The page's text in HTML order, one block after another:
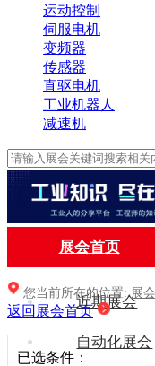
运动控制
伺服电机
变频器
传感器
直驱电机
工业机器人
减速机
展会首页
近期展会
自动化展会
您当前所在的位置: 展
返回展会首页
已选条件：